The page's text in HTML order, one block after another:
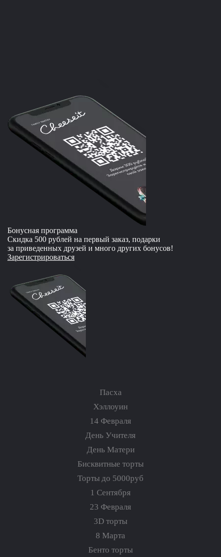
Бонусная программа
Скидка 500 рублей на первый заказ, подарки
за приведенных друзей и много других бонусов!
Зарегистрироваться
Пасха
Хэллоуин
14 Февраля
День Учителя
День Матери
Бисквитные торты
Торты до 5000руб
1 Сентября
23 Февраля
3D торты
8 Марта
Бенто торты